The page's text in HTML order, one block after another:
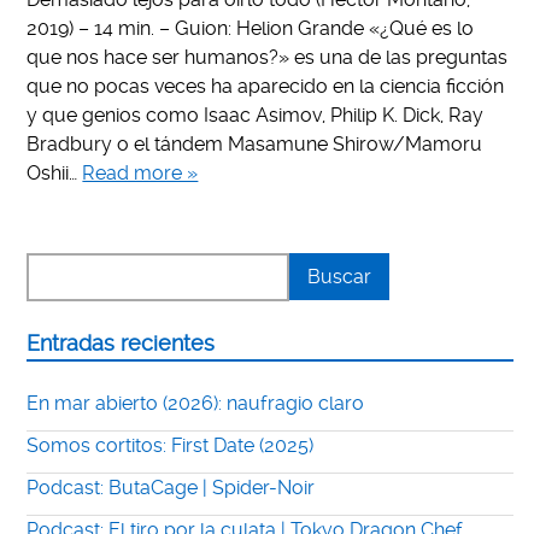
2019) – 14 min. – Guion: Helion Grande «¿Qué es lo
que nos hace ser humanos?» es una de las preguntas
que no pocas veces ha aparecido en la ciencia ficción
y que genios como Isaac Asimov, Philip K. Dick, Ray
Bradbury o el tándem Masamune Shirow/Mamoru
Oshii… Read more »
Entradas recientes
En mar abierto (2026): naufragio claro
Somos cortitos: First Date (2025)
Podcast: ButaCage | Spider-Noir